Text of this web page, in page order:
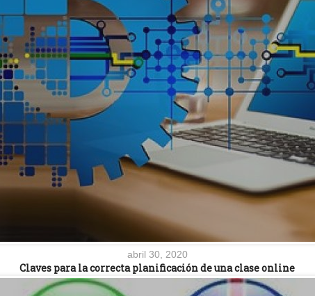
abril 30, 2020
Claves para la correcta planificación de una clase online